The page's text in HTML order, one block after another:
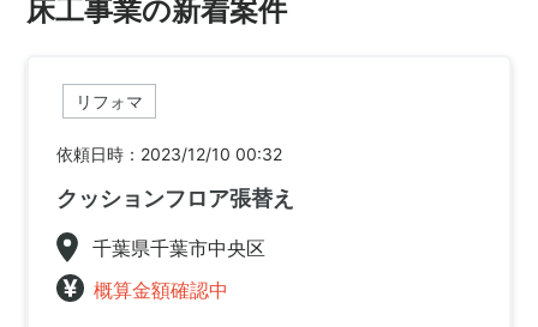
床工事業の新着案件
リフォマ
依頼日時：2023/12/10 00:32
クッションフロア張替え
千葉県千葉市中央区
概算金額確認中